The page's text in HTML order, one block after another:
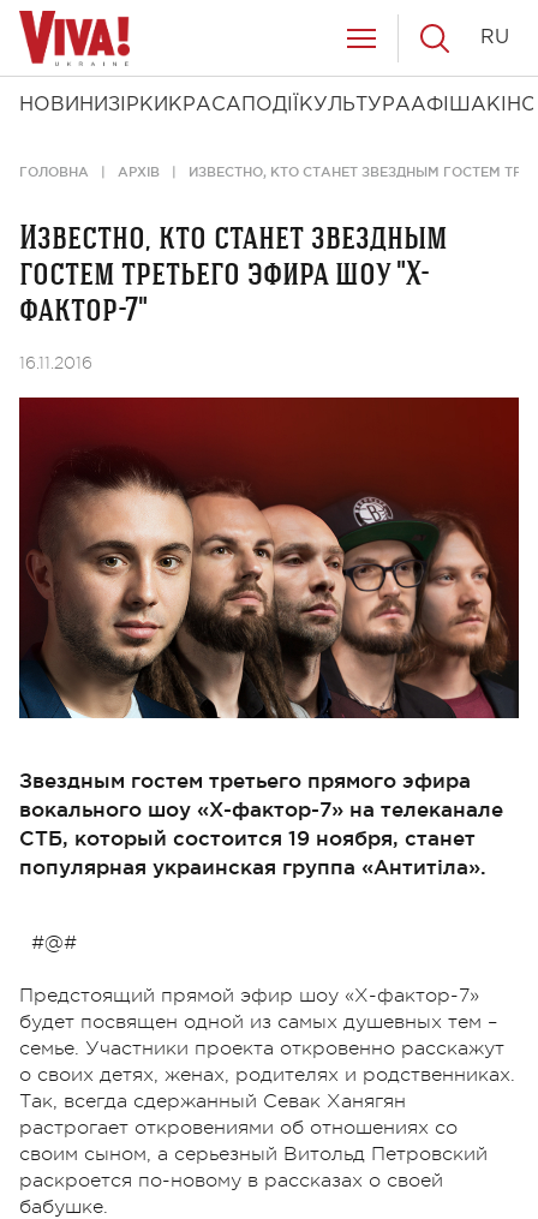
НОВИНИ ЗІРКИ КРАСА ПОДІЇ КУЛЬТУРААФІША КІНО
RU
ГОЛОВНА АРХІВ ИЗВЕСТНО, КТО СТАНЕТ ЗВЕЗДНЫМ ГОСТЕМ
Известно, кто станет звездным
гостем третьего эфира шоу "Х-
фактор-7"
16.11.2016
Звездным гостем третьего прямого эфира
вокального шоу «Х-фактор-7» на телеканале
СТБ, который состоится 19 ноября, станет
популярная украинская группа «Антитіла».
#@#
Предстоящий прямой эфир шоу «Х-фактор-7»
будет посвящен одной из самых душевных тем –
семье. Участники проекта откровенно расскажут
о своих детях, женах, родителях и родственниках.
Так, всегда сдержанный Севак Ханягян
растрогает откровениями об отношениях со
своим сыном, а серьезный Витольд Петровский
раскроется по-новому в рассказах о своей
бабушке.